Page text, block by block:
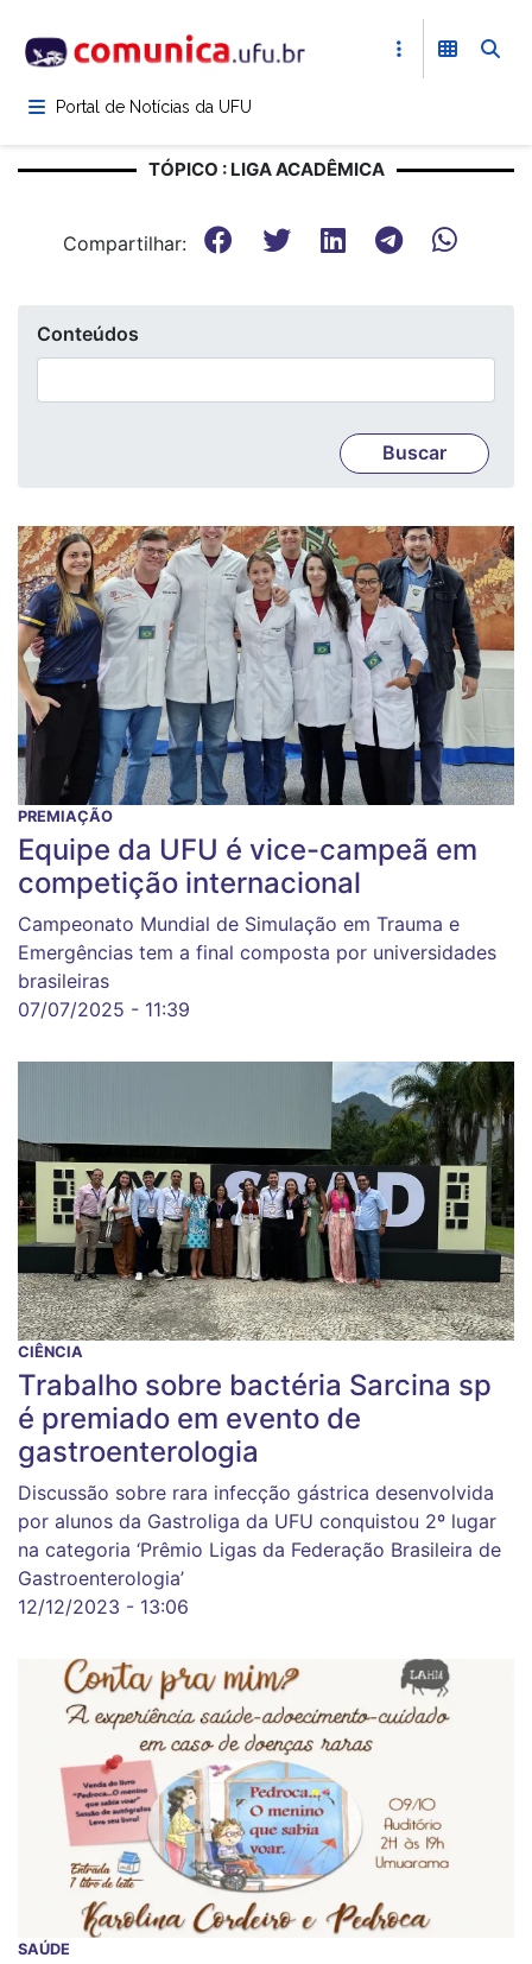
para
conteúdoPortal de Notícias da UFU
TÓPICO : LIGA ACADÊMICA
Compartilhar:
Conteúdos
PREMIAÇÃO
Equipe da UFU é vice-campeã em
competição internacional
Campeonato Mundial de Simulação em Trauma e
Emergências tem a final composta por universidades
brasileiras
07/07/2025 - 11:39
CIÊNCIA
Trabalho sobre bactéria Sarcina sp
é premiado em evento de
gastroenterologia
Discussão sobre rara infecção gástrica desenvolvida
por alunos da Gastroliga da UFU conquistou 2º lugar
na categoria ‘Prêmio Ligas da Federação Brasileira de
Gastroenterologia’
12/12/2023 - 13:06
SAÚDE